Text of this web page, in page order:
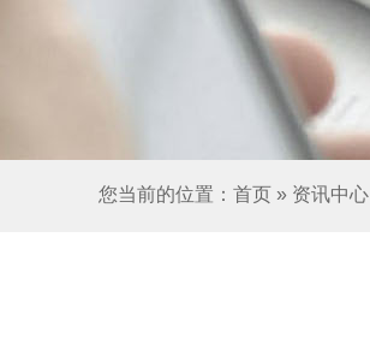
您当前的位置： 首页 » 资讯中心